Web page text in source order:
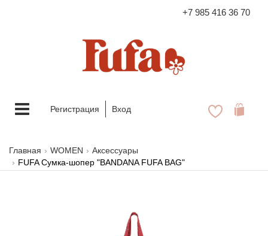
+7 985 416 36 70
FASHION FAMILY STORE
Меню Регистрация Вход
Главная WOMEN
Аксессуары
FUFA Сумка-шопер "BANDANA FUFA BAG"